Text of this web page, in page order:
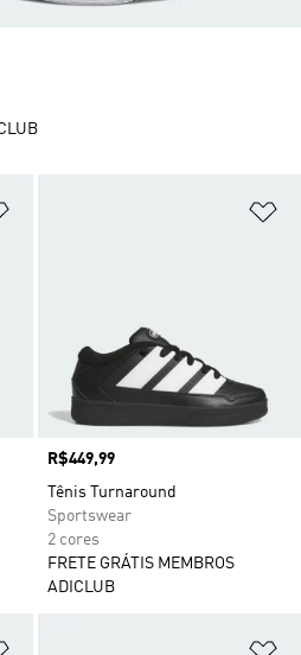
Preço
R$449,99
Tênis Turnaround
Sportswear
2 cores
FRETE GRÁTIS MEMBROS
ADICLUB